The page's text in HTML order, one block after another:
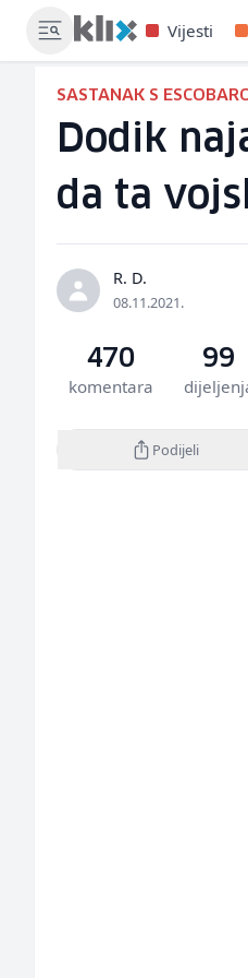
Vijesti
SASTANAK S
Dodik
da ta
R. D.
08.11.2021.
470
komentara
99
Podijeli